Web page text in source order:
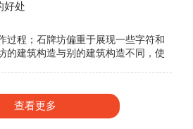
好处
过程；石牌坊偏重于展现一些字符和
的建筑构造与别的建筑构造不同，使
查看更多